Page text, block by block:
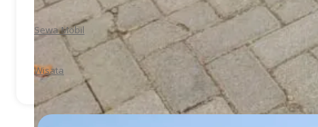
Sewa Mobil
Wisata